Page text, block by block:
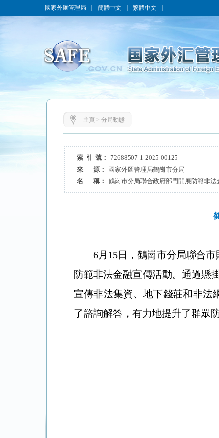
國家外匯管理局 簡體中文 繁體中文
主頁 > 分局動態
索 引 號：
72688507-1-2025-00125
來 源：
國家外匯管理局鶴崗市分局
名 稱：
鶴崗市分局聯合政府部門開展防範非法
6月15日，鶴崗市分局聯合
防範非法金融宣傳活動。通過懸
宣傳非法集資、地下錢莊和非法
了諮詢解答，有力地提升了群眾